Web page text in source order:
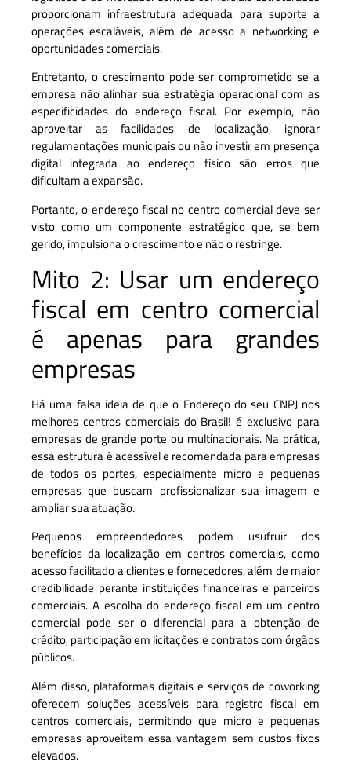
proporcionam infraestrutura adequada para suporte a
operações escaláveis, além de acesso a networking e
oportunidades comerciais.
Entretanto, o crescimento pode ser comprometido se a
empresa não alinhar sua estratégia operacional com as
especificidades do endereço fiscal. Por exemplo, não
aproveitar as facilidades de localização, ignorar
regulamentações municipais ou não investir em presença
digital integrada ao endereço físico são erros que
dificultam a expansão.
Portanto, o endereço fiscal no centro comercial deve ser
visto como um componente estratégico que, se bem
gerido, impulsiona o crescimento e não o restringe.
Mito 2: Usar um endereço
fiscal em centro comercial
é apenas para grandes
empresas
Há uma falsa ideia de que o Endereço do seu CNPJ nos
melhores centros comerciais do Brasil! é exclusivo para
empresas de grande porte ou multinacionais. Na prática,
essa estrutura é acessível e recomendada para empresas
de todos os portes, especialmente micro e pequenas
empresas que buscam profissionalizar sua imagem e
ampliar sua atuação.
Pequenos empreendedores podem usufruir dos
benefícios da localização em centros comerciais, como
acesso facilitado a clientes e fornecedores, além de maior
credibilidade perante instituições financeiras e parceiros
comerciais. A escolha do endereço fiscal em um centro
comercial pode ser o diferencial para a obtenção de
crédito, participação em licitações e contratos com órgãos
públicos.
Além disso, plataformas digitais e serviços de coworking
oferecem soluções acessíveis para registro fiscal em
centros comerciais, permitindo que micro e pequenas
empresas aproveitem essa vantagem sem custos fixos
elevados.